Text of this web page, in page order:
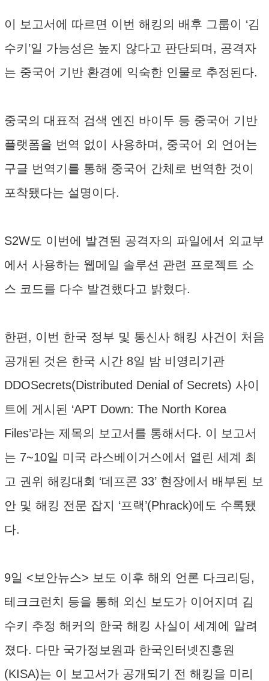
이 보고서에 따르면 이번 해킹의 배후 그룹이 ‘김
수키’일 가능성은 높지 않다고 판단되며, 공격자
는 중국어 기반 환경에 익숙한 인물로 추정된다.
중국의 대표적 검색 엔진 바이두 등 중국어 기반
플랫폼을 번역 없이 사용하며, 중국어 외 언어는
구글 번역기를 통해 중국어 간체로 번역한 것이
포착됐다는 설명이다.
S2W도 이번에 발견된 공격자의 파일에서 외교부
에서 사용하는 웹메일 솔루션 관련 프로젝트 소
스 코드를 다수 발견했다고 밝혔다.
한편, 이번 한국 정부 및 통신사 해킹 사건이 처음
공개된 것은 한국 시간 8일 밤 비영리기관
DDOSecrets(Distributed Denial of Secrets) 사이
트에 게시된 ‘APT Down: The North Korea
Files’라는 제목의 보고서를 통해서다. 이 보고서
는 7~10일 미국 라스베이거스에서 열린 세계 최
고 권위 해킹대회 ‘데프콘 33’ 현장에서 배부된 보
안 및 해킹 전문 잡지 ‘프랙’(Phrack)에도 수록됐
다.
9일 <보안뉴스> 보도 이후 해외 언론 다크리딩,
테크크런치 등을 통해 외신 보도가 이어지며 김
수키 추정 해커의 한국 해킹 사실이 세계에 알려
졌다. 다만 국가정보원과 한국인터넷진흥원
(KISA)는 이 보고서가 공개되기 전 해킹을 미리